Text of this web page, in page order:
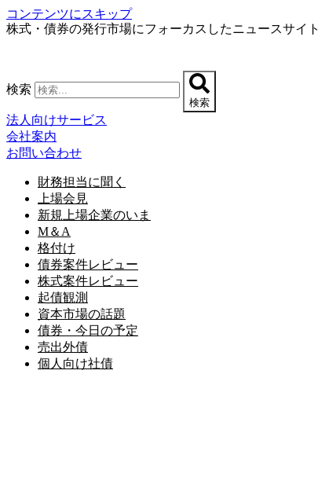
コンテンツにスキップ
株式・債券の発行市場にフォーカスしたニュースサイト
検索
検索
法人向けサービス
会社案内
お問い合わせ
財務担当に聞く
上場会見
新規上場企業のいま
M＆A
格付け
債券案件レビュー
株式案件レビュー
起債観測
資本市場の話題
債券・今日の予定
売出外債
個人向け社債